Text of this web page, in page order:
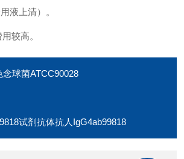
液上清）。
较高。
念球菌ATCC90028
试剂抗体抗人IgG4ab99818